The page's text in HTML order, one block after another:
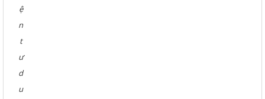
ệ
n
t
ư
d
u